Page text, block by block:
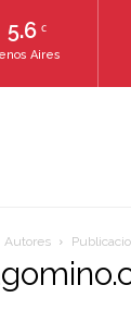
5.6 C
Aires
Autores